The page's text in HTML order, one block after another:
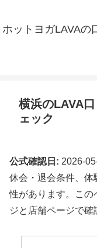
ホットヨガLAVAの
横浜のLAVA
ェック
公式確認日: 2026-
休会・退会条件、体
性があります。この
ジと店舗ページで確